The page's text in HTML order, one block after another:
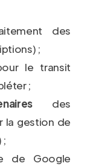
des
;
le transit
;
des
la gestion de
;
de Google